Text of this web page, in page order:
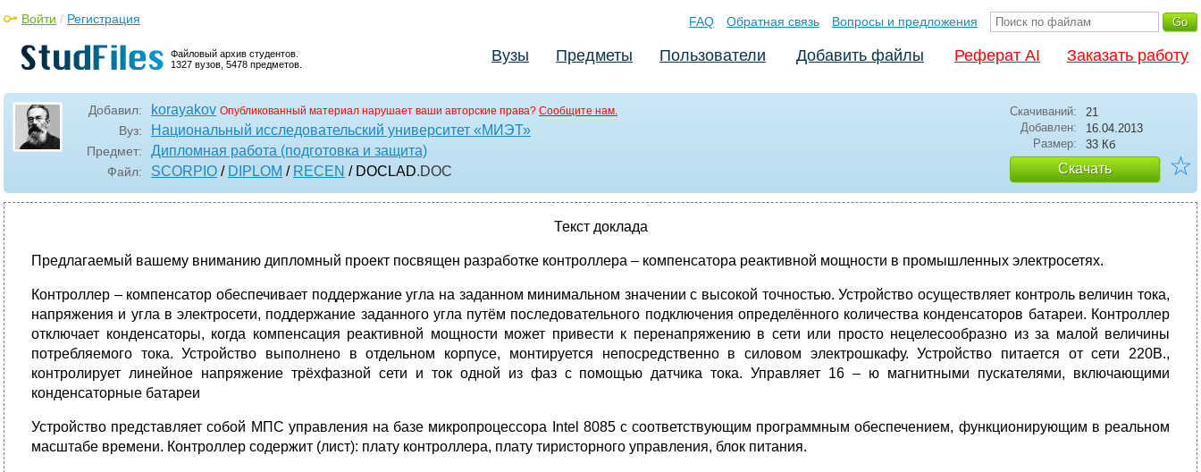
Файловый архив студентов.
1327 вузов, 5478 предметов.
Войти / Регистрация FAQ Обратная связь Вопросы и предложения
Вузы Предметы Пользователи Добавить файлы Реферат AI Заказать работу
Добавил: korayakov Опубликованный материал нарушает ваши авторские права? Сообщите нам.
Вуз: Национальный исследовательский университет «МИЭТ»
Предмет: Дипломная работа (подготовка и защита)
Файл: SCORPIO / DIPLOM / RECEN / DOCLAD.DOC
Скачиваний:
21
Добавлен:
16.04.2013
Размер:
33 Кб
Скачать ☆
Текст доклада
Предлагаемый вашему вниманию дипломный проект посвящен разработке контроллера – компенсатора реактивной мощности в промышленных электросетях.
Контроллер – компенсатор обеспечивает поддержание угла на заданном минимальном значении с высокой точностью. Устройство осуществляет контроль величин тока,
напряжения и угла в электросети, поддержание заданного угла путём последовательного подключения определённого количества конденсаторов батареи. Контроллер
отключает конденсаторы, когда компенсация реактивной мощности может привести к перенапряжению в сети или просто нецелесообразно из за малой величины
потребляемого тока. Устройство выполнено в отдельном корпусе, монтируется непосредственно в силовом электрошкафу. Устройство питается от сети 220В.,
контролирует линейное напряжение трёхфазной сети и ток одной из фаз с помощью датчика тока. Управляет 16 – ю магнитными пускателями, включающими
конденсаторные батареи
Устройство представляет собой МПС управления на базе микропроцессора Intel 8085 с соответствующим программным обеспечением, функционирующим в реальном
масштабе времени. Контроллер содержит (лист): плату контроллера, плату тиристорного управления, блок питания.